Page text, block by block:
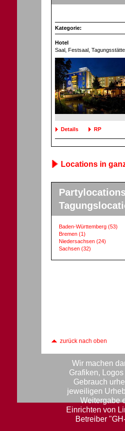
Kategorie:
Hotel
Saal, Festsaal , Tagungsstätte
Details RP
Locations in
Baden-Württemberg (53)
Bremen (1)
Niedersachsen (24)
Sachsen (32)
zurück nach oben
Wir machen
Grafiken,
Gebrauch
jeweiligen
Weitergabe
Einrichten von
Betreiber